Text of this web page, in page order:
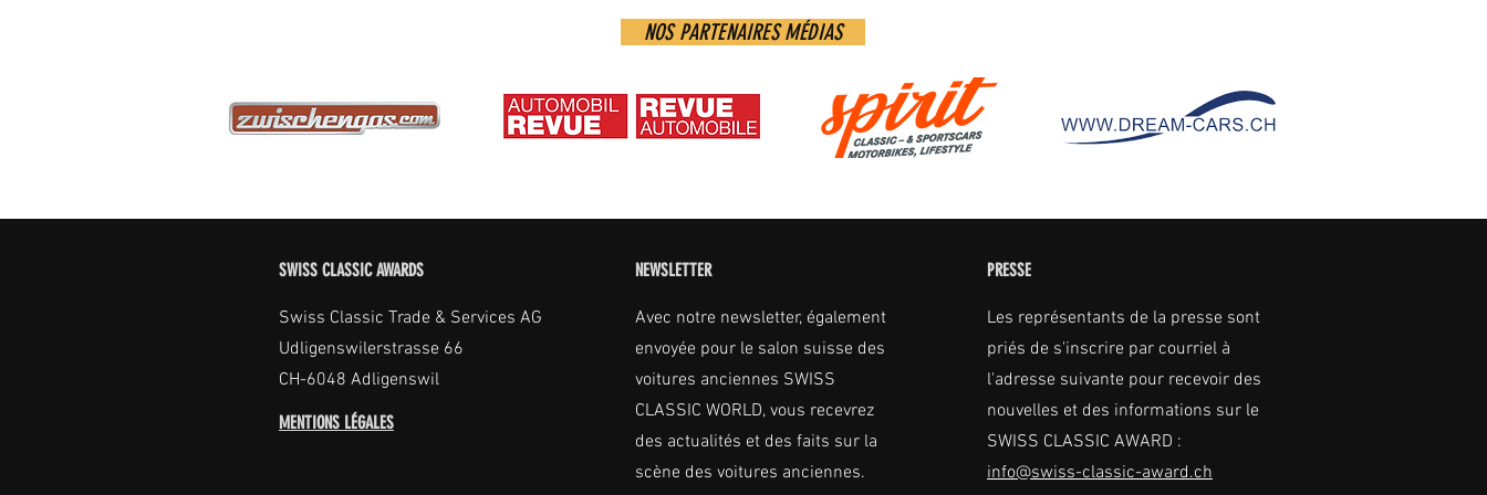
SWISS CLASSIC AWARDS
Swiss Classic Trade & Services AG
Udligenswilerstrasse 66
CH-6048 Adligenswil
MENTIONS LÉGALES
NEWSLETTER
Avec notre newsletter, également
envoyée pour le salon suisse des
voitures anciennes SWISS
CLASSIC WORLD, vous recevrez
des actualités et des faits sur la
scène des voitures anciennes.
PRESSE
Les représentants de la presse sont
priés de s'inscrire par courriel à
l'adresse suivante pour recevoir des
nouvelles et des informations sur le
SWISS CLASSIC AWARD :
info@swiss-classic-award.ch
NOS PARTENAIRES MÉDIAS